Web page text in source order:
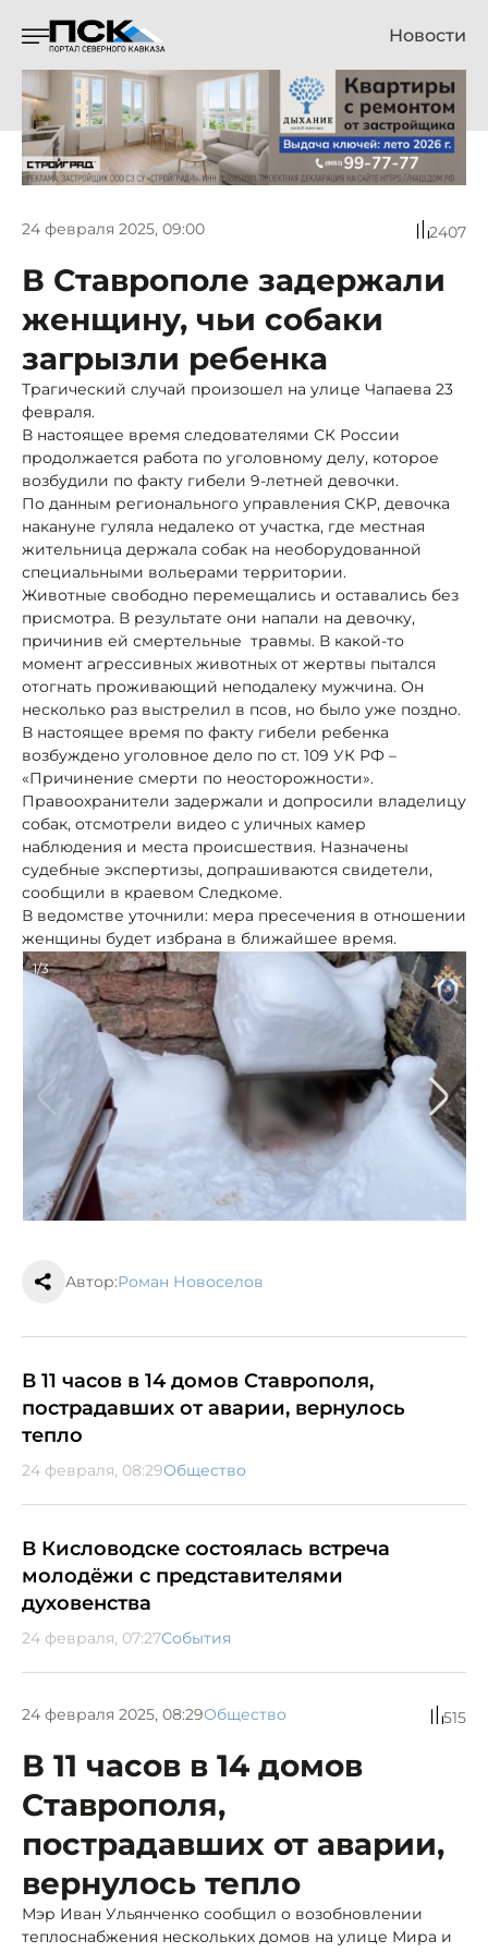
Новости
24 февраля 2025, 09:00 2407
В Ставрополе задержали
женщину, чьи собаки
загрызли ребенка
Трагический случай произошел на улице Чапаева 23
февраля.
В настоящее время следователями СК России
продолжается работа по уголовному делу, которое
возбудили по факту гибели 9-летней девочки.
По данным регионального управления СКР, девочка
накануне гуляла недалеко от участка, где местная
жительница держала собак на необорудованной
специальными вольерами территории.
Животные свободно перемещались и оставались без
присмотра. В результате они напали на девочку,
причинив ей смертельные травмы. В какой-то
момент агрессивных животных от жертвы пытался
отогнать проживающий неподалеку мужчина. Он
несколько раз выстрелил в псов, но было уже поздно.
В настоящее время по факту гибели ребенка
возбуждено уголовное дело по ст. 109 УК РФ –
«Причинение смерти по неосторожности».
Правоохранители задержали и допросили владелицу
собак, отсмотрели видео с уличных камер
наблюдения и места происшествия. Назначены
судебные экспертизы, допрашиваются свидетели,
сообщили в краевом Следкоме.
В ведомстве уточнили: мера пресечения в отношении
женщины будет избрана в ближайшее время.
1/3
Автор:Роман Новоселов
В 11 часов в 14 домов Ставрополя,
пострадавших от аварии, вернулось
тепло
24 февраля, 08:29Общество
В Кисловодске состоялась встреча
молодёжи с представителями
духовенства
24 февраля, 07:27События
24 февраля 2025, 08:29Общество 515
В 11 часов в 14 домов
Ставрополя,
пострадавших от аварии,
вернулось тепло
Мэр Иван Ульянченко сообщил о возобновлении
теплоснабжения нескольких домов на улице Мира и